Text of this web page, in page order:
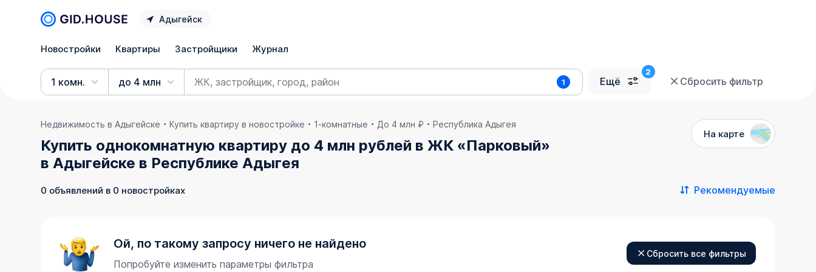
Адыгейск
Новостройки Квартиры Застройщики Журнал
1 комн. до 4 млн 1 Ещё Сбросить фильтр
Недвижимость в Адыгейске Купить квартиру в новостройке 1-комнатные До 4 млн ₽ Республика Адыгея
Купить однокомнатную квартиру до 4 млн рублей в ЖК «Парковый»
в Адыгейске в Республике Адыгея
На карте
0 объявлений в 0 новостройках Рекомендуемые
Ой, по такому запросу ничего не найдено
Попробуйте изменить параметры фильтра
Сбросить все фильтры